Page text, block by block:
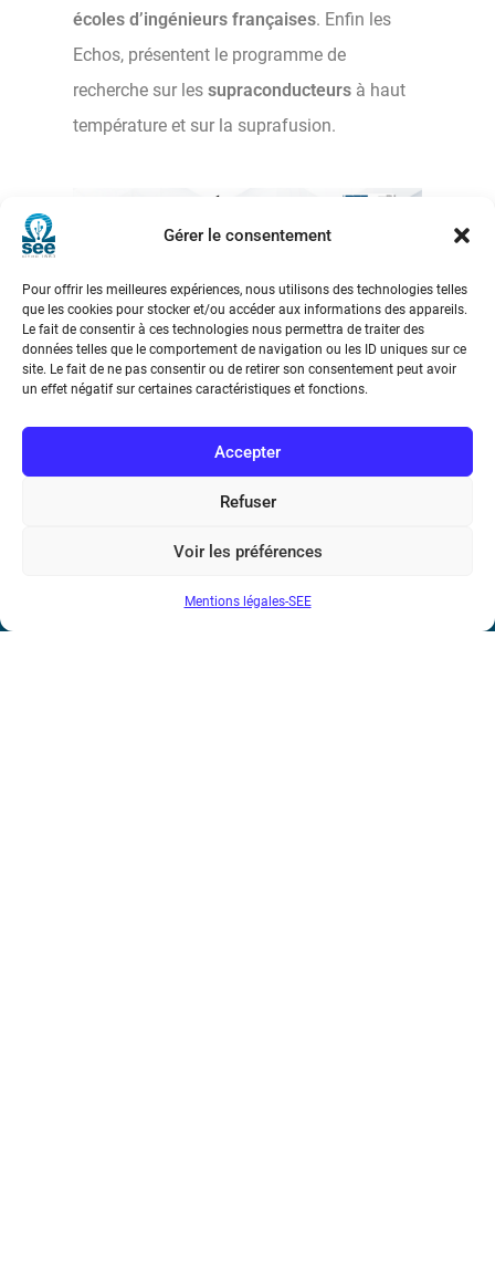
Gérer le consentement
Pour offrir les meilleures expériences, nous utilisons des technologies telles
que les cookies pour stocker et/ou accéder aux informations des appareils.
Le fait de consentir à ces technologies nous permettra de traiter des
données telles que le comportement de navigation ou les ID uniques sur ce
site. Le fait de ne pas consentir ou de retirer son consentement peut avoir
un effet négatif sur certaines caractéristiques et fonctions.
Accepter
Refuser
Voir les préférences
Mentions légales-SEE
écoles d’ingénieurs françaises. Enfin les
Echos, présentent le programme de
recherche sur les supraconducteurs à haut
température et sur la suprafusion.
REE 2024-2
de l’Information et de la Communication
17 rue de l’Amiral Hamelin75116 Paris